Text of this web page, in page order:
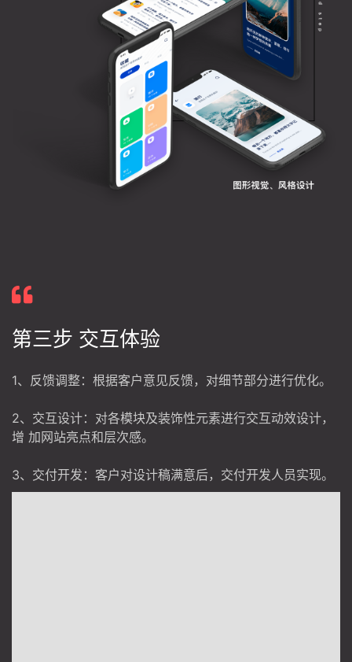
第三步 交互体验
1、反馈调整：根据客户意见反馈，对细节部分进行优化。
2、交互设计：对各模块及装饰性元素进行交互动效设计，
增 加网站亮点和层次感。
3、交付开发：客户对设计稿满意后，交付开发人员实现。